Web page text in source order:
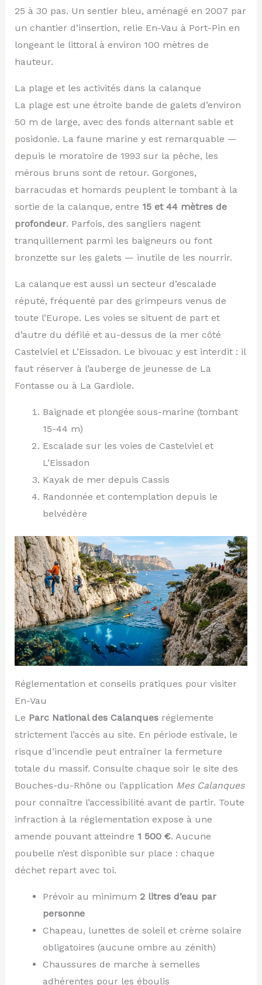
25 à 30 pas. Un sentier bleu, aménagé en 2007 par
un chantier d’insertion, relie En-Vau à Port-Pin en
longeant le littoral à environ 100 mètres de
hauteur.
La plage et les activités dans la calanque
La plage est une étroite bande de galets d’environ
50 m de large, avec des fonds alternant sable et
posidonie. La faune marine y est remarquable —
depuis le moratoire de 1993 sur la pêche, les
mérous bruns sont de retour. Gorgones,
barracudas et homards peuplent le tombant à la
sortie de la calanque, entre 15 et 44 mètres de
profondeur. Parfois, des sangliers nagent
tranquillement parmi les baigneurs ou font
bronzette sur les galets — inutile de les nourrir.
La calanque est aussi un secteur d’escalade
réputé, fréquenté par des grimpeurs venus de
toute l’Europe. Les voies se situent de part et
d’autre du défilé et au-dessus de la mer côté
Castelviel et L’Eissadon. Le bivouac y est interdit : il
faut réserver à l’auberge de jeunesse de La
Fontasse ou à La Gardiole.
Baignade et plongée sous-marine (tombant
15-44 m)
Escalade sur les voies de Castelviel et
L’Eissadon
Kayak de mer depuis Cassis
Randonnée et contemplation depuis le
belvédère
Réglementation et conseils pratiques pour visiter
En-Vau
Le Parc National des Calanquesréglemente
strictement l’accès au site. En période estivale, le
risque d’incendie peut entraîner la fermeture
totale du massif. Consulte chaque soir le site des
Bouches-du-Rhône ou l’application Mes Calanques
pour connaître l’accessibilité avant de partir. Toute
infraction à la réglementation expose à une
amende pouvant atteindre 1 500 €. Aucune
poubelle n’est disponible sur place : chaque
déchet repart avec toi.
Prévoir au minimum 2 litres d’eau par
personne
Chapeau, lunettes de soleil et crème solaire
obligatoires (aucune ombre au zénith)
Chaussures de marche à semelles
adhérentes pour les éboulis